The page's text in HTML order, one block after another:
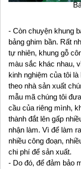
- Còn chuyện khung
bảng ghim bần. Rất
tự nhiên, khung gỗ
màu sắc khác nhau,
kinh nghiệm của tôi
theo nhà sản xuất
mẫu mã chúng tôi
cầu của riêng mình,
thành đắt lên gấp
nhận làm. Vì để làm
nhiều công đoạn,
chi phí để sản xuất.
- Do đó, để đảm bảo